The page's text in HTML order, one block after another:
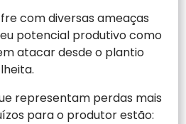
com diversas ameaças
potencial produtivo como
atacar desde o plantio
representam perdas mais
para o produtor estão: